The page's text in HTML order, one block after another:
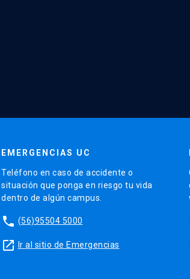
EMERGENCIAS UC
Teléfono en caso de accidente o
situación que ponga en riesgo tu vida
dentro de algún campus.
phone (56)95504 5000
launch Ir al sitio de Emergencias